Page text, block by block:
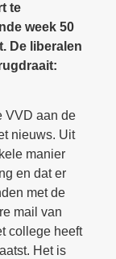
te
week 50
De liberalen
VVD aan de
nieuws. Uit
manier
en dat er
met de
mail van
college heeft
Het is